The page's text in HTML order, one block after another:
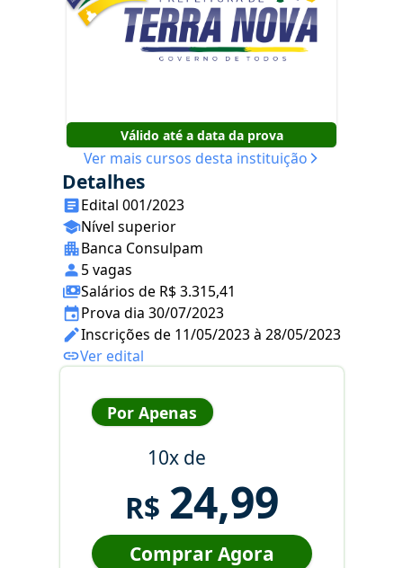
Válido até a data da prova
Ver mais cursos desta instituição
Detalhes
Edital 001/2023
Nível superior
Banca Consulpam
5 vagas
Salários de R$ 3.315,41
Prova dia 30/07/2023
Inscrições de 11/05/2023 à 28/05/2023
Ver edital
Por Apenas
10x de
R$ 24,99
Comprar Agora